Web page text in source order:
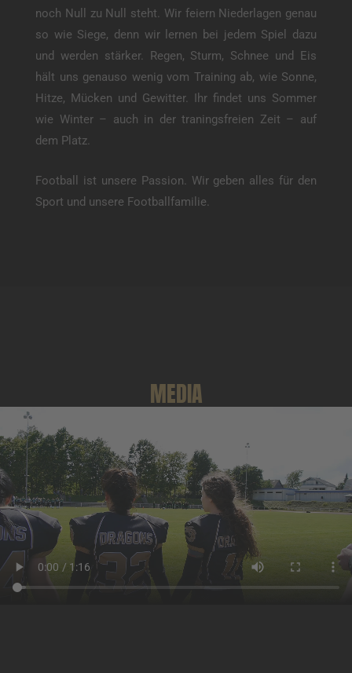
noch Null zu Null steht. Wir feiern Niederlagen genau
so wie Siege, denn wir lernen bei jedem Spiel dazu
und werden stärker. Regen, Sturm, Schnee und Eis
hält uns genauso wenig vom Training ab, wie Sonne,
Hitze, Mücken und Gewitter. Ihr findet uns Sommer
wie Winter – auch in der traningsfreien Zeit – auf
dem Platz.
Football ist unsere Passion. Wir geben alles für den
Sport und unsere Footballfamilie.
MEDIA